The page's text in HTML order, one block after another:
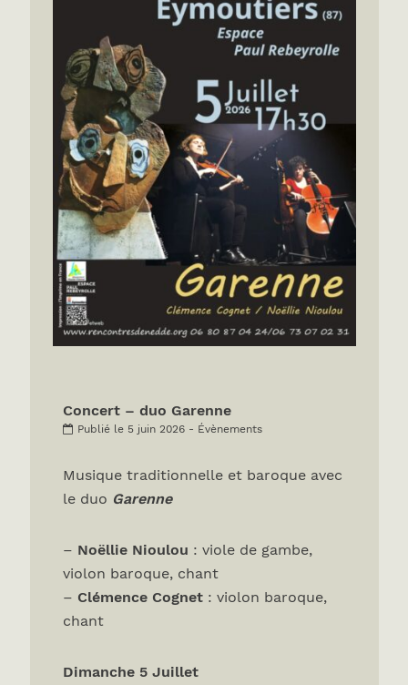
Concert – duo Garenne
Publié le 5 juin 2026 - Évènements
Musique traditionnelle et baroque avec
le duo Garenne
– Noëllie Nioulou : viole de gambe,
violon baroque, chant
– Clémence Cognet: violon baroque,
chant
Dimanche 5 Juillet